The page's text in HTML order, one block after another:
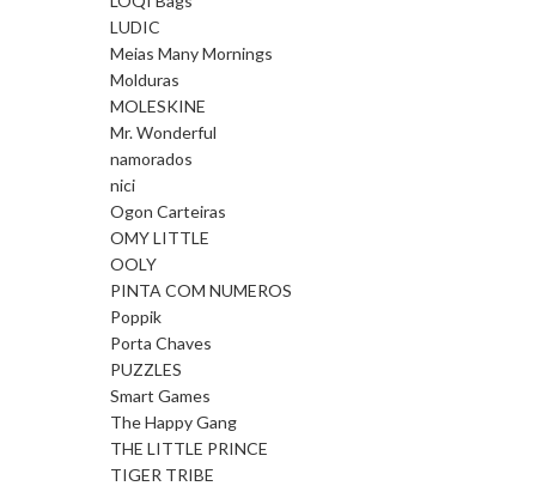
LUDIC
Meias Many Mornings
Molduras
MOLESKINE
Mr. Wonderful
namorados
nici
Ogon Carteiras
OMY LITTLE
OOLY
PINTA COM NUMEROS
Poppik
Porta Chaves
PUZZLES
Smart Games
The Happy Gang
THE LITTLE PRINCE
TIGER TRIBE